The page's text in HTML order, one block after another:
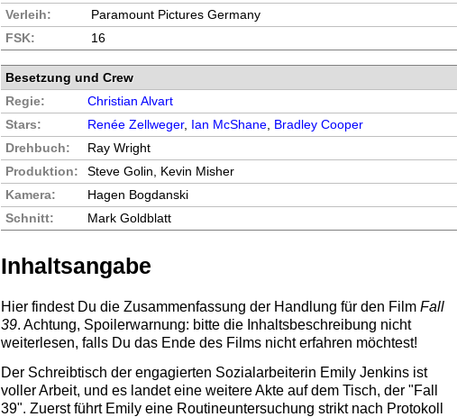
Verleih:
Paramount Pictures Germany
FSK:
16
Besetzung und Crew
Regie:
Christian Alvart
Stars:
Renée Zellweger, Ian McShane, Bradley Cooper
Drehbuch:
Ray Wright
Produktion:
Steve Golin, Kevin Misher
Kamera:
Hagen Bogdanski
Schnitt:
Mark Goldblatt
Inhaltsangabe
Hier findest Du die Zusammenfassung der Handlung für den FilmFall
39. Achtung, Spoilerwarnung: bitte die Inhaltsbeschreibung nicht
weiterlesen, falls Du das Ende des Films nicht erfahren möchtest!
Der Schreibtisch der engagierten Sozialarbeiterin Emily Jenkins ist
voller Arbeit, und es landet eine weitere Akte auf dem Tisch, der "Fall
39". Zuerst führt Emily eine Routineuntersuchung strikt nach Protokoll